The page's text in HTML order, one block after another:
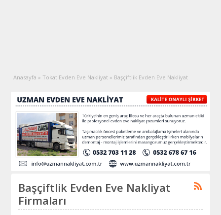
Anasayfa » Tokat Evden Eve Nakliyat » Başçiftlik Evden Eve Nakliyat
Başçiftlik Evden Eve Nakliyat
Firmaları